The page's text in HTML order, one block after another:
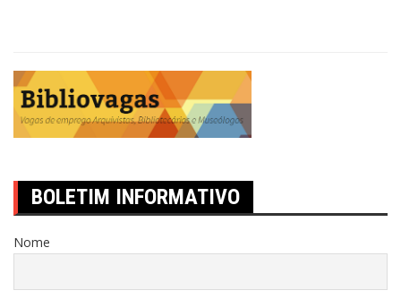
BOLETIM INFORMATIVO
Nome